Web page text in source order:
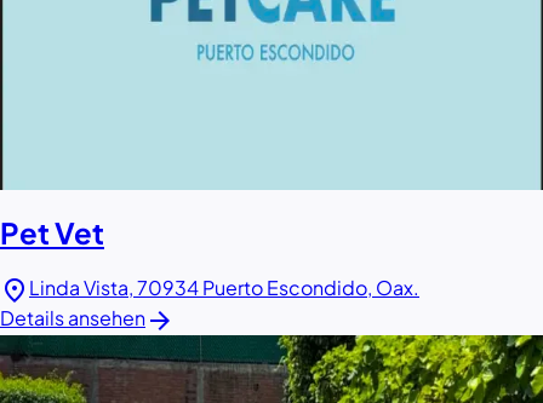
Pet Vet
location_on Linda Vista, 70934 Puerto Escondido, Oax.
Details ansehenarrow_forward